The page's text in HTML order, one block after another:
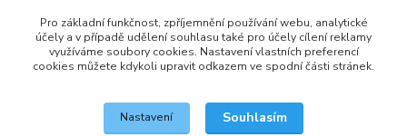
+420 777982023
brusirnanastroju@seznam.cz
Pro základní funkčnost, zpříjemnění používání webu, analytické
účely a v případě udělení souhlasu také pro účely cílení reklamy
využíváme soubory cookies. Nastavení vlastních preferencí
cookies můžete kdykoli upravit odkazem ve spodní části stránek.
Nastavení Souhlasím